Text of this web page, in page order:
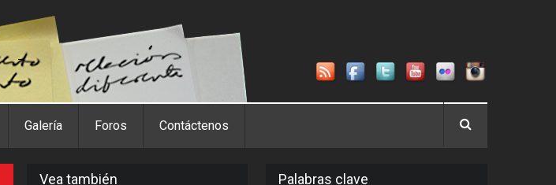
Galería Foros Contáctenos
Vea también Palabras clave